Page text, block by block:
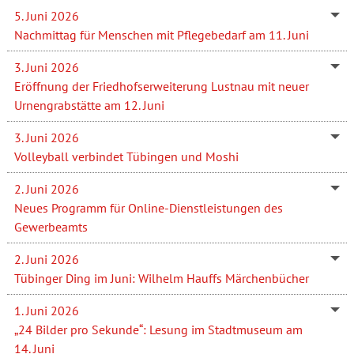
5. Juni 2026
Nachmittag für Menschen mit Pflegebedarf am 11. Juni
3. Juni 2026
Eröffnung der Friedhofserweiterung Lustnau mit neuer
Urnengrabstätte am 12. Juni
3. Juni 2026
Volleyball verbindet Tübingen und Moshi
2. Juni 2026
Neues Programm für Online-Dienstleistungen des
Gewerbeamts
2. Juni 2026
Tübinger Ding im Juni: Wilhelm Hauffs Märchenbücher
1. Juni 2026
„24 Bilder pro Sekunde“: Lesung im Stadtmuseum am
14. Juni